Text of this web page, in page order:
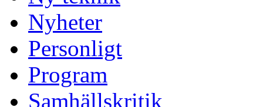
Nyheter
Personligt
Program
Samhällskritik